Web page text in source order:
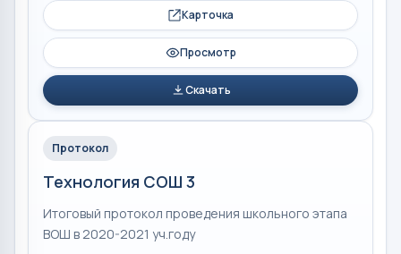
Карточка
Просмотр
Скачать
Протокол
Технология СОШ 3
Итоговый протокол проведения школьного этапа
ВОШ в 2020-2021 уч.году